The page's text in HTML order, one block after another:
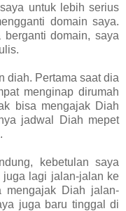
untuk lebih serius
domain saya.
domain, saya
diah. Pertama saat dia
menginap dirumah
bisa mengajak Diah
jadwal Diah mepet
kebetulan saya
lagi jalan-jalan ke
mengajak Diah jalan-
juga baru tinggal di